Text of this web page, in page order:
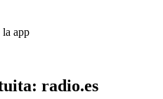
la app
radio.es